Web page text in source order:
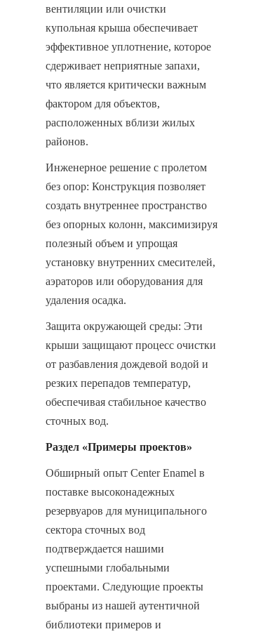
вентиляции или очистки
купольная крыша обеспечивает
эффективное уплотнение, которое
сдерживает неприятные запахи,
что является критически важным
фактором для объектов,
расположенных вблизи жилых
районов.
Инженерное решение с пролетом
без опор: Конструкция позволяет
создать внутреннее пространство
без опорных колонн, максимизируя
полезный объем и упрощая
установку внутренних смесителей,
аэраторов или оборудования для
удаления осадка.
Защита окружающей среды: Эти
крыши защищают процесс очистки
от разбавления дождевой водой и
резких перепадов температур,
обеспечивая стабильное качество
сточных вод.
Раздел «Примеры проектов»
Обширный опыт Center Enamel в
поставке высоконадежных
резервуаров для муниципального
сектора сточных вод
подтверждается нашими
успешными глобальными
проектами. Следующие проекты
выбраны из нашей аутентичной
библиотеки примеров и